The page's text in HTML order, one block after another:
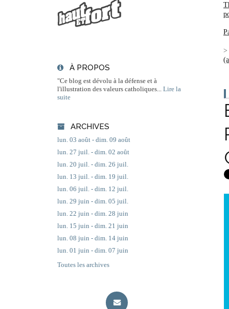
À PROPOS
"Ce blog est dévolu à la défense et à
l'illustration des valeurs catholiques...
Lire la
suite
ARCHIVES
lun. 03 août - dim. 09 août
lun. 27 juil. - dim. 02 août
lun. 20 juil. - dim. 26 juil.
lun. 13 juil. - dim. 19 juil.
lun. 06 juil. - dim. 12 juil.
lun. 29 juin - dim. 05 juil.
lun. 22 juin - dim. 28 juin
lun. 15 juin - dim. 21 juin
lun. 08 juin - dim. 14 juin
lun. 01 juin - dim. 07 juin
Toutes les archives